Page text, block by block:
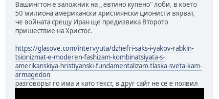
Вашингтон е заложник на ,,евтино купено" лоби, в което
50 милиона американски християнски ционисти вярват,
че войната срещу Иран ще предизвика Второто
пришествие на Христос.
https://glasove.com/intervyuta/dzhefri-saks-i-yakov-rabkin-
tsionizmat-e-moderen-fashizam-kombinatsiyata-s-
amerikanskiya-hristiyanski-fundamentalizam-tlaska-sveta-kam-
armagedon
разговорът го има и като текст, в друг сайт не се е появил